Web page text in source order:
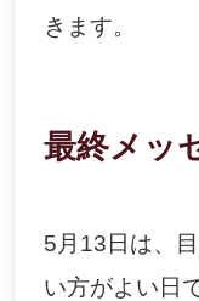
きます。
最終メッ
5月13日は、
い方がよい日